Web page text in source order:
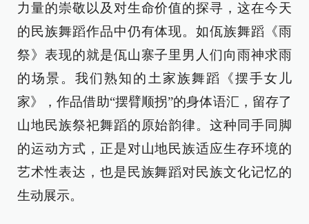
力量的崇敬以及对生命价值的探寻，这在今天
的民族舞蹈作品中仍有体现。如佤族舞蹈《雨
祭》表现的就是佤山寨子里男人们向雨神求雨
的场景。我们熟知的土家族舞蹈《摆手女儿
家》，作品借助“摆臂顺拐”的身体语汇，留存了
山地民族祭祀舞蹈的原始韵律。这种同手同脚
的运动方式，正是对山地民族适应生存环境的
艺术性表达，也是民族舞蹈对民族文化记忆的
生动展示。